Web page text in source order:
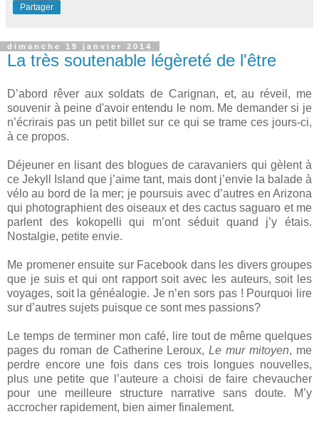
Partager
dimanche 19 janvier 2014
La très soutenable légèreté de l'être
D’abord rêver aux soldats de Carignan, et, au réveil, me
souvenir à peine d'avoir entendu le nom. Me demander si je
n’écrirais pas un petit billet sur ce qui se trame ces jours-ci,
à ce propos.
Déjeuner en lisant des blogues de caravaniers qui gèlent à
ce Jekyll Island que j’aime tant, mais dont j’envie la balade à
vélo au bord de la mer; je poursuis avec d’autres en Arizona
qui photographient des oiseaux et des cactus saguaro et me
parlent des kokopelli qui m’ont séduit quand j’y étais.
Nostalgie, petite envie.
Me promener ensuite sur Facebook dans les divers groupes
que je suis et qui ont rapport soit avec les auteurs, soit les
voyages, soit la généalogie. Je n’en sors pas ! Pourquoi lire
sur d’autres sujets puisque ce sont mes passions?
Le temps de terminer mon café, lire tout de même quelques
pages du roman de Catherine Leroux,Le mur mitoyen, me
perdre encore une fois dans ces trois longues nouvelles,
plus une petite que l’auteure a choisi de faire chevaucher
pour une meilleure structure narrative sans doute. M’y
accrocher rapidement, bien aimer finalement.